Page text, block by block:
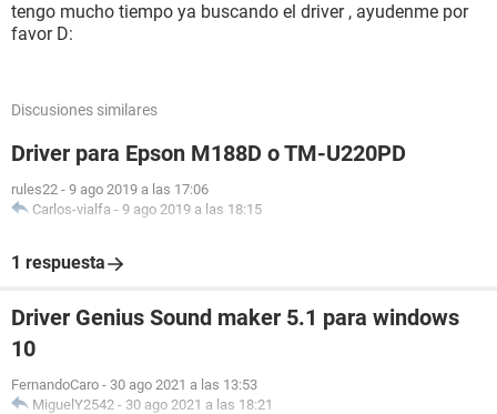
tengo mucho tiempo ya buscando el driver , ayudenme por
favor D:
Discusiones similares
Driver para Epson M188D o TM-U220PD
rules22 - 9 ago 2019 a las 17:06
Carlos-vialfa - 9 ago 2019 a las 18:15
1 respuesta
Driver Genius Sound maker 5.1 para windows
10
FernandoCaro - 30 ago 2021 a las 13:53
MiguelY2542 - 30 ago 2021 a las 18:21